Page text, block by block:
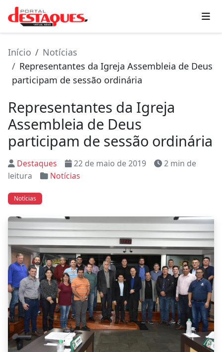
Início
Notícias
Representantes da Igreja Assembleia de Deus
participam de sessão ordinária
Representantes da Igreja
Assembleia de Deus
participam de sessão ordinária
Destaques 22 de maio de 2019
2 min de
leitura
Notícias
Notícias